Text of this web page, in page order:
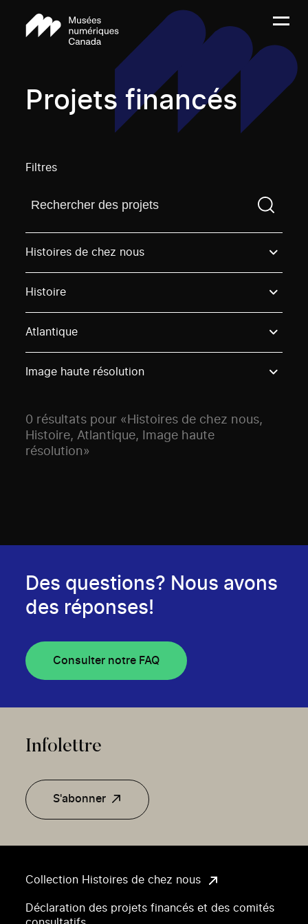
Projets financés
Filtres
Trouvez un projetVous devez saisir un terme de
Histoires de chez nous
Histoire
Atlantique
Image haute résolution
0 résultats pour «Histoires de chez nous,
Histoire, Atlantique, Image haute
résolution»
Collection Histoires de chez nous
Déclaration des projets financés et des comités
Des questions? Nous avons
des réponses!
Consulter notre FAQ
Infolettre
S'abonner